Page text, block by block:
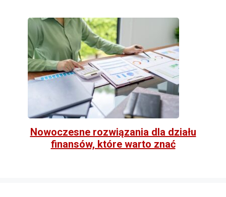
Nowoczesne rozwiązania dla działu
finansów, które warto znać